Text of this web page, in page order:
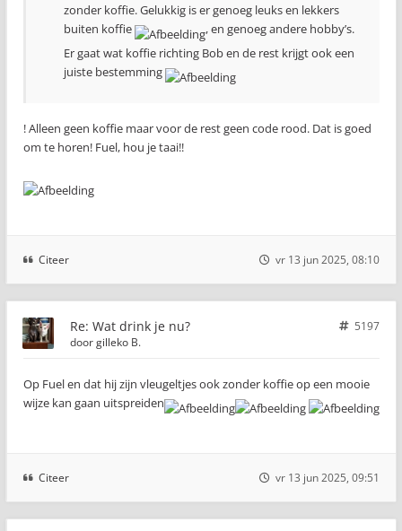
zonder koffie. Gelukkig is er genoeg leuks en lekkers
buiten koffie
, en genoeg andere hobby’s.
Er gaat wat koffie richting Bob en de rest krijgt ook een
juiste bestemming
! Alleen geen koffie maar voor de rest geen code rood. Dat is goed
om te horen! Fuel, hou je taai!!
Citeer vr 13 jun 2025, 08:10
Re: Wat drink je nu?
5197
doorgilleko B.
Op Fuel en dat hij zijn vleugeltjes ook zonder koffie op een mooie
wijze kan gaan uitspreiden
Citeer vr 13 jun 2025, 09:51